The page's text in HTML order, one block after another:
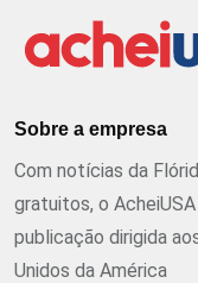
Sobre a empresa
Com notícias da
gratuitos, o
publicação dirigida
Unidos da América